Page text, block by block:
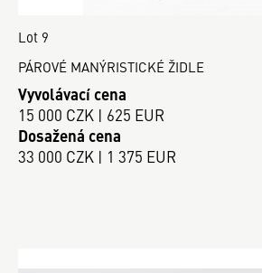
Lot 9
PÁROVÉ MANÝRISTICKÉ ŽIDLE
Vyvolávací cena
15 000 CZK | 625 EUR
Dosažená cena
33 000 CZK | 1 375 EUR